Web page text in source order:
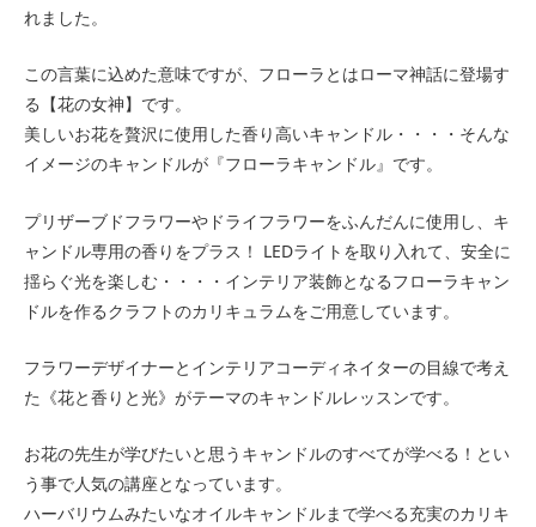
れました。
この言葉に込めた意味ですが、フローラとはローマ神話に登場す
る【花の女神】です。
美しいお花を贅沢に使用した香り高いキャンドル・・・・そんな
イメージのキャンドルが『フローラキャンドル』です。
プリザーブドフラワーやドライフラワーをふんだんに使用し、キ
ャンドル専用の香りをプラス！ LEDライトを取り入れて、安全に
揺らぐ光を楽しむ・・・・インテリア装飾となるフローラキャン
ドルを作るクラフトのカリキュラムをご用意しています。
フラワーデザイナーとインテリアコーディネイターの目線で考え
た《花と香りと光》がテーマのキャンドルレッスンです。
お花の先生が学びたいと思うキャンドルのすべてが学べる！とい
う事で人気の講座となっています。
ハーバリウムみたいなオイルキャンドルまで学べる充実のカリキ